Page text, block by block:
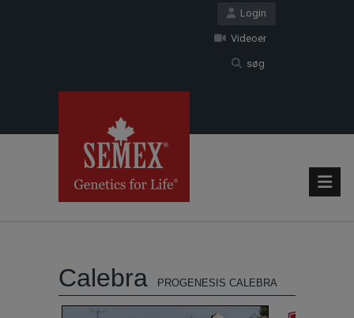
Login
Videoer
søg